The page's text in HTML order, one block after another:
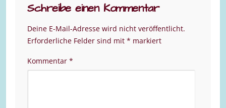
Schreibe einen Kommentar
Deine E-Mail-Adresse wird nicht veröffentlicht.
Erforderliche Felder sind mit * markiert
Kommentar *